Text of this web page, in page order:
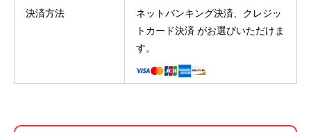
決済方法
ネットバンキング決済、クレジッ
トカード決済 がお選びいただけま
す。